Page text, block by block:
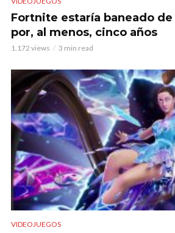
Fortnite estaría baneado de
por, al menos, cinco años
1.172 views 3 min read
VIDEOJUEGOS